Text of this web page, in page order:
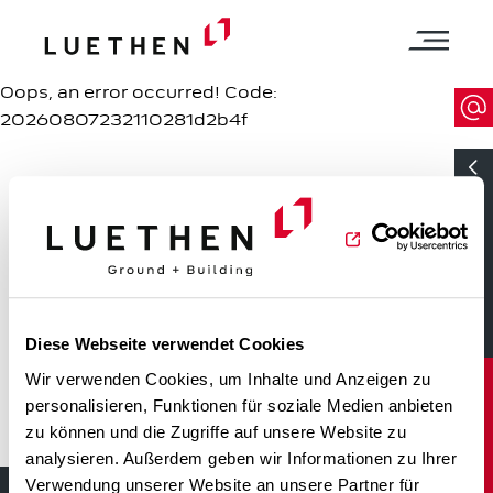
Diese Webseite verwendet Cookies
Wir verwenden Cookies, um Inhalte und Anzeigen zu
personalisieren, Funktionen für soziale Medien anbieten
zu können und die Zugriffe auf unsere Website zu
analysieren. Außerdem geben wir Informationen zu Ihrer
Verwendung unserer Website an unsere Partner für
Oops, an error occurred! Code:
20260807232110281d2b4f
GROUND